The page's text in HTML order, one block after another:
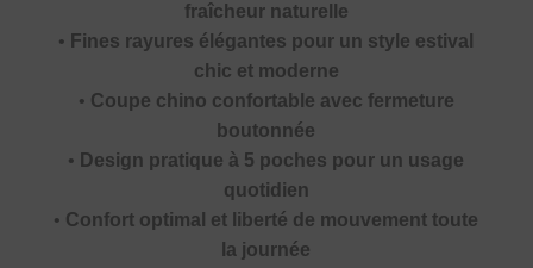
fraîcheur naturelle
• Fines rayures élégantes pour un style estival
chic et moderne
• Coupe chino confortable avec fermeture
boutonnée
• Design pratique à 5 poches pour un usage
quotidien
• Confort optimal et liberté de mouvement toute
la journée